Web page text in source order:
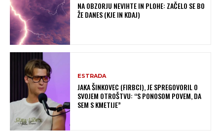
NA OBZORJU NEVIHTE IN PLOHE: ZAČELO SE BO
ŽE DANES (KJE IN KDAJ)
ESTRADA
JAKA ŠINKOVEC (FIRBCI), JE SPREGOVORIL O
SVOJEM OTROŠTVU: “S PONOSOM POVEM, DA
SEM S KMETIJE”